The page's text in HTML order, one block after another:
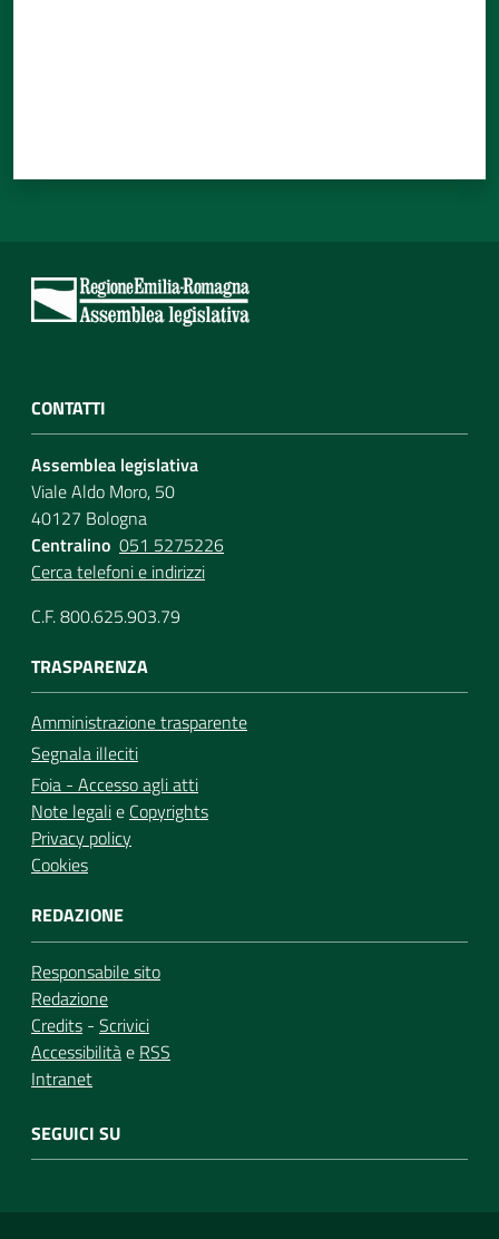
CONTATTI
Assemblea legislativa
Viale Aldo Moro, 50
40127 Bologna
Centralino 051 5275226
Cerca telefoni e indirizzi
C.F. 800.625.903.79
TRASPARENZA
Amministrazione trasparente
Segnala illeciti
Foia - Accesso agli atti
Note legalie Copyrights
Privacy policy
Cookies
REDAZIONE
Responsabile sito
Redazione
Credits - Scrivici
Accessibilitàe RSS
Intranet
SEGUICI SU